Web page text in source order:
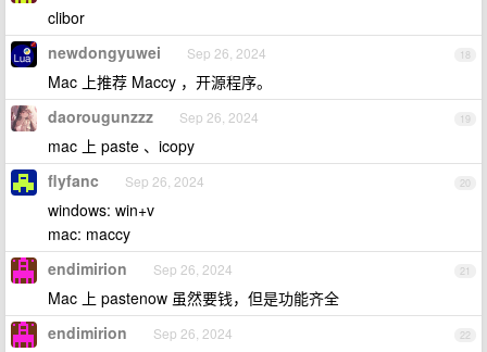
clibor
18
newdongyuwei Sep 26, 2024
Mac 上推荐 Maccy ，开源程序。
19
daorougunzzz Sep 26, 2024
mac 上 paste 、icopy
20
flyfanc Sep 26, 2024
windows: win+v
mac: maccy
21
endimirion Sep 26, 2024
Mac 上 pastenow 虽然要钱，但是功能齐全
22
endimirion Sep 26, 2024